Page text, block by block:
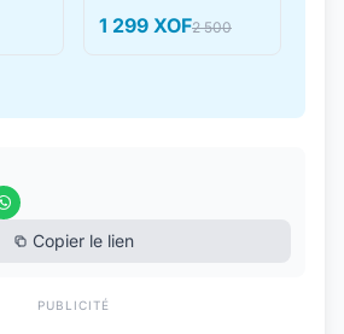
1 299 XOF2 500
Copier le lien
PUBLICITÉ